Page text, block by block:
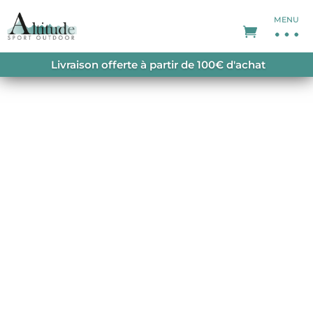
MENU
Livraison offerte à partir de 100€ d'achat
ACCUEIL/PROMOTIONS/SOLDES FEMME/
FOCOBON W JKT